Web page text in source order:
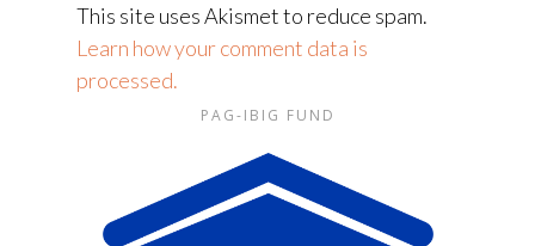
This site uses Akismet to reduce spam.
Learn how your comment data is
processed.
PAG-IBIG FUND